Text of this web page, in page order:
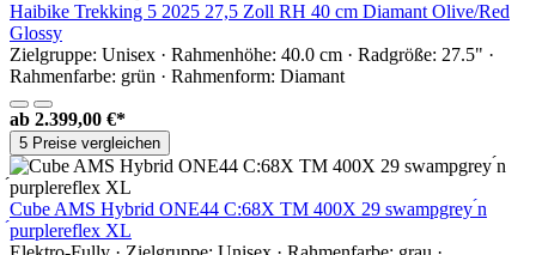
Haibike Trekking 5 2025 27,5 Zoll RH 40 cm Diamant Olive/Red
Glossy
Zielgruppe: Unisex · Rahmenhöhe: 40.0 cm · Radgröße: 27.5" ·
Rahmenfarbe: grün · Rahmenform: Diamant
ab 2.399,00 €*
5 Preise vergleichen
Cube AMS Hybrid ONE44 C:68X TM 400X 29 swampgrey ́n
́purplereflex XL